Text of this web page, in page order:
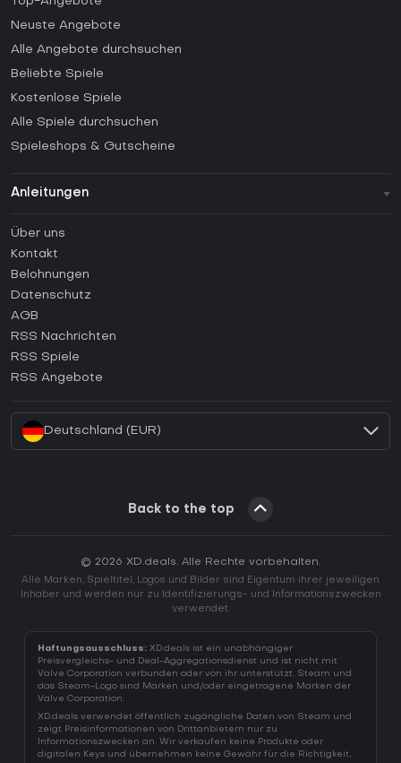
Neuste Angebote
Alle Angebote durchsuchen
Beliebte Spiele
Kostenlose Spiele
Alle Spiele durchsuchen
Spieleshops & Gutscheine
Anleitungen
Anleitungen
Wie aktiviert man einen Steam CD Key?
Wie aktiviert man einen Epic Games CD Key?
Wie aktiviert man einen GOG CD Key?
Wie aktiviert man einen Ubisoft Connect CD Key?
Über uns
Kontakt
Belohnungen
Datenschutz
AGB
RSS Nachrichten
RSS Spiele
RSS Angebote
Deutschland (EUR)
Back to the top
© 2026 XD.deals. Alle Rechte vorbehalten.
Alle Marken, Spieltitel, Logos und Bilder sind Eigentum ihrer jeweiligen
Inhaber und werden nur zu Identifizierungs- und Informationszwecken
verwendet.
Haftungsausschluss: XD.deals ist ein unabhängiger
Preisvergleichs- und Deal-Aggregationsdienst und ist nicht mit
Valve Corporation verbunden oder von ihr unterstützt. Steam und
das Steam-Logo sind Marken und/oder eingetragene Marken der
Valve Corporation.
XD.deals verwendet öffentlich zugängliche Daten von Steam und
zeigt Preisinformationen von Drittanbietern nur zu
Informationszwecken an. Wir verkaufen keine Produkte oder
digitalen Keys und übernehmen keine Gewähr für die Richtigkeit,